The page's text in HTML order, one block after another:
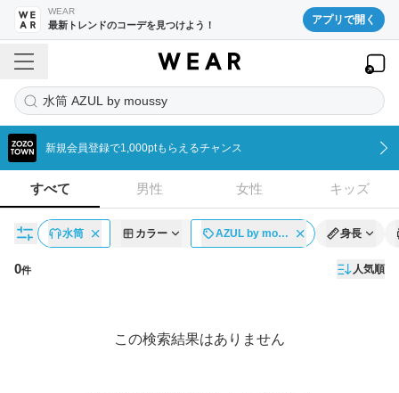
WEAR
最新トレンドのコーデを見つけよう！ アプリで開く
水筒 AZUL by moussy
新規会員登録で1,000ptもらえるチャンス
すべて 男性 女性 キッズ
水筒 カラー AZUL by mo… 身長
0件 人気順
この検索結果はありません